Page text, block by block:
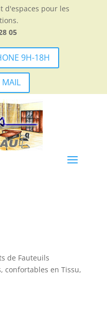
d'espaces pour les
05
9H-18H
MAIL
de Fauteuils
confortables en Tissu,